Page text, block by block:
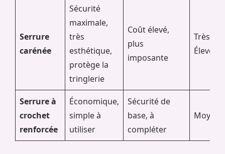
Serrure
carénée
Sécurité
maximale,
très
esthétique,
protège la
tringlerie
Coût élevé,
plus
imposante
Très
Élevé
Serrure à
crochet
renforcée
Économique,
simple à
utiliser
Sécurité de
base, à
compléter
Moyen